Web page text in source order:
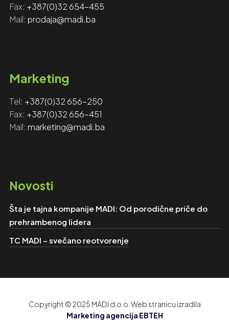
Fax: +387(0)32 654-455
Mail: prodaja@madi.ba
Marketing
Tel: +‎‎387(0)32 656-250
Fax: ‎‎ +387(0)32 656-451
Mail: marketing@madi.ba
Novosti
Šta je tajna kompanije MADI: Od porodične priče do
prehrambenog lidera
TC MADI – svečano reotvorenje
Copyright © 2025 MADI d.o.o. Web stranicu izradila
Marketing agencija EBTEH